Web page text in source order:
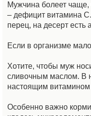
Мужчина болеет чаще,
– дефицит витамина С.
перец, на десерт есть
Если в организме
Хотите, чтобы муж
сливочным маслом. В
настоящим витамином
Особенно важно